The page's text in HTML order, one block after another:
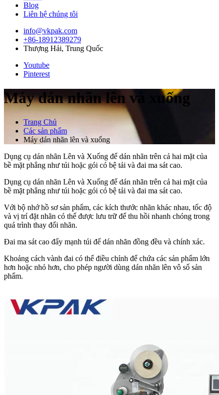
Blog
Liên hệ chúng tôi
info@vkpak.com
+86-18912389279
Thượng Hải, Trung Quốc
Youtube
Pinterest
Máy dán nhãn lên và xuống
Trang Chủ
Các sản phẩm
Máy dán nhãn lên và xuống
Dụng cụ dán nhãn Lên và Xuống để dán nhãn trên cả hai mặt của
bề mặt phẳng như túi hoặc gói có bệ tải và đai ma sát cao.
Dụng cụ dán nhãn Lên và Xuống để dán nhãn trên cả hai mặt của
bề mặt phẳng như túi hoặc gói có bệ tải và đai ma sát cao.
Với bộ nhớ hồ sơ sản phẩm, các kích thước nhãn khác nhau, tốc độ
và vị trí đặt nhãn có thể được lưu trữ để thu hồi nhanh chóng trong
quá trình thay đổi nhãn.
Đai ma sát cao đẩy mạnh túi để dán nhãn đồng đều và chính xác.
Khoảng cách vành đai có thể điều chỉnh để chứa các sản phẩm lớn
hơn hoặc nhỏ hơn, cho phép người dùng dán nhãn lên vô số sản
phẩm.